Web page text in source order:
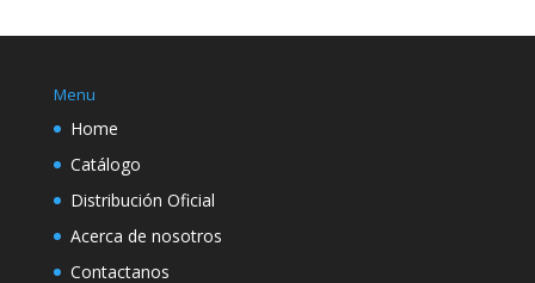
Menu
Home
Catálogo
Distribución Oficial
Acerca de nosotros
Contactanos